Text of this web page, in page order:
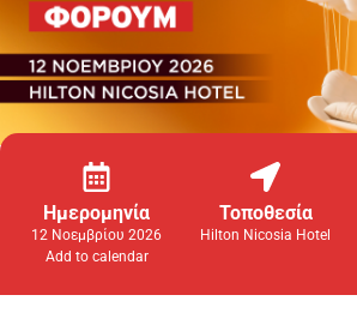
Ημερομηνία
12 Nοεμβρίου 2026
Add to calendar
Τοποθεσία
Hilton Nicosia Hotel